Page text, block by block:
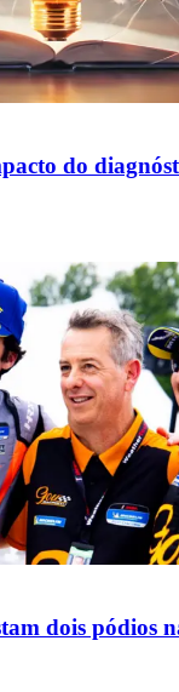
do
dois pódios